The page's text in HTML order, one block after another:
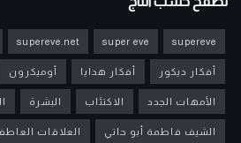
supereve
super eve
supereve.net
أفكار ديكور أفكار هدايا أوميكرون
الأمهات الجدد الاكتئاب البشرة
الشيف فاطمة أبو حاتي العلاقات